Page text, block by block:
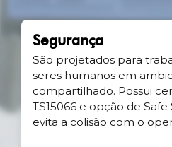
Segurança
São projetados para
seres humanos em
compartilhado. Possui
TS15066 e opção de
evita a colisão com o